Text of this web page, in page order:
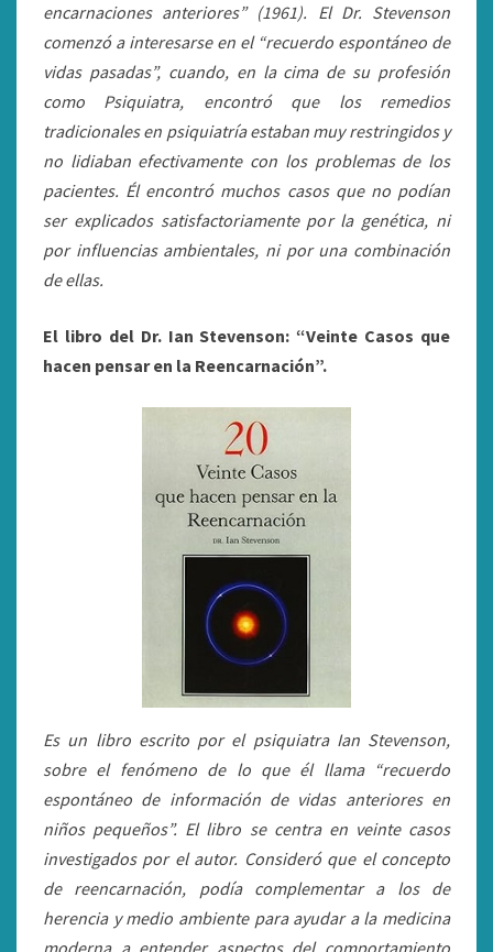
encarnaciones anteriores” (1961). El Dr. Stevenson
comenzó a interesarse en el “recuerdo espontáneo de
vidas pasadas”, cuando, en la cima de su profesión
como Psiquiatra, encontró que los remedios
tradicionales en psiquiatría estaban muy restringidos y
no lidiaban efectivamente con los problemas de los
pacientes. Él encontró muchos casos que no podían
ser explicados satisfactoriamente por la genética, ni
por influencias ambientales, ni por una combinación
de ellas.
El libro del Dr. Ian Stevenson: “Veinte Casos que
hacen pensar en la Reencarnación”.
Es un libro escrito por el psiquiatra Ian Stevenson,
sobre el fenómeno de lo que él llama “recuerdo
espontáneo de información de vidas anteriores en
niños pequeños”. El libro se centra en veinte casos
investigados por el autor. Consideró que el concepto
de reencarnación, podía complementar a los de
herencia y medio ambiente para ayudar a la medicina
moderna a entender aspectos del comportamiento